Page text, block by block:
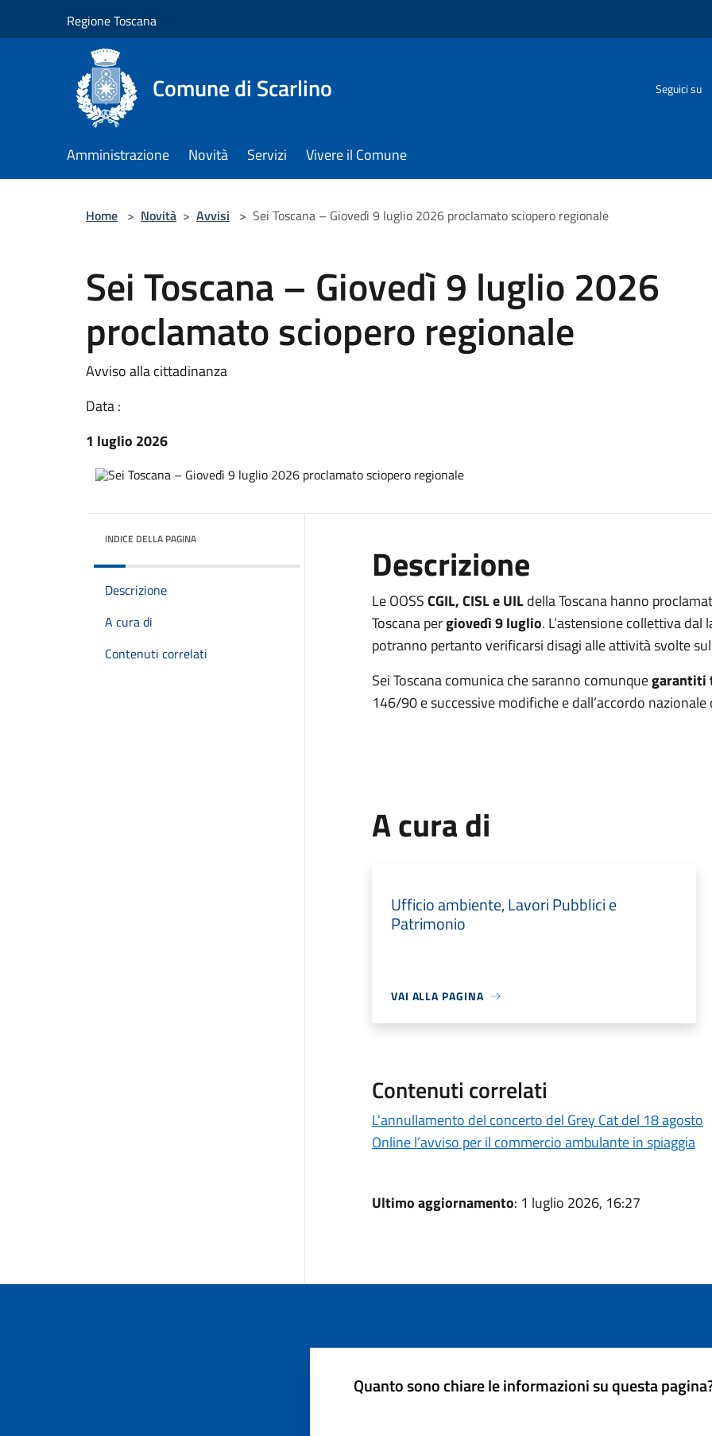
Regione Toscana
Comune di Scarlino Seguici su
Amministrazione Novità Servizi Vivere il Comune
Home > Novità > Avvisi > Sei Toscana – Giovedì 9 luglio 2026 proclamato sciopero regionale
Sei Toscana – Giovedì 9 luglio 2026
proclamato sciopero regionale
Avviso alla cittadinanza
Data :
1 luglio 2026
INDICE DELLA PAGINA
Descrizione
A cura di
Contenuti correlati
Descrizione
Le OOSSCGIL, CISL e UILdella Toscana hanno
Toscana pergiovedì 9 luglio. L’astensione collettiva
potranno pertanto verificarsi disagi alle attività svolte
Sei Toscana comunica che saranno comunquegarantiti
146/90 e successive modifiche e dall’accordo
A cura di
Ufficio ambiente, Lavori Pubblici e
Patrimonio
VAI ALLA PAGINA
Contenuti correlati
L'annullamento del concerto del Grey Cat del 18 agosto
Online l’avviso per il commercio ambulante in spiaggia
Ultimo aggiornamento: 1 luglio 2026, 16:27
Quanto sono chiare le informazioni su questa